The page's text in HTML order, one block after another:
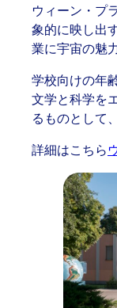
ウィーン・プ
象的に映し出
業に宇宙の魅
学校向けの年
文学と科学を
るものとして
詳細はこちら